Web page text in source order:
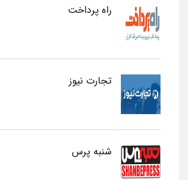
راه پرداخت
تجارت نیوز
شنبه پرس